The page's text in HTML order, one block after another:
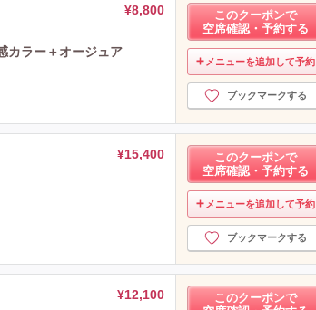
¥8,800
カラー＋オージュア
このクーポンで
空席確認・予約する
メニューを追加して予約
ブックマークする
¥15,400
このクーポンで
空席確認・予約する
メニューを追加して予約
ブックマークする
¥12,100
このクーポンで